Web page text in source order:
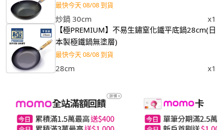
最快今天 08/08 到貨
炒鍋 30cm
x1
【極PREMIUM】不易生鏽窒化鐵平底鍋28cm(日
本製極鐵鍋無塗層)
最快今天 08/08 到貨
28cm x1